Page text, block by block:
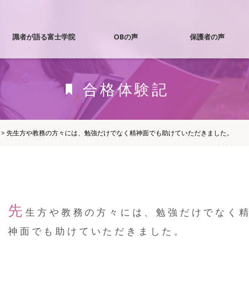
識者が語る富士学院 OBの声
国試合格者ｲﾝﾀﾋﾞｭｰ
OBドクター
保護者の声
合格体験記
> 先生方や教務の方々には、勉強だけでなく精神面でも助けていただきました。
先 生方や教務の方々には、勉強だけでなく精
神面でも助けていただきました。